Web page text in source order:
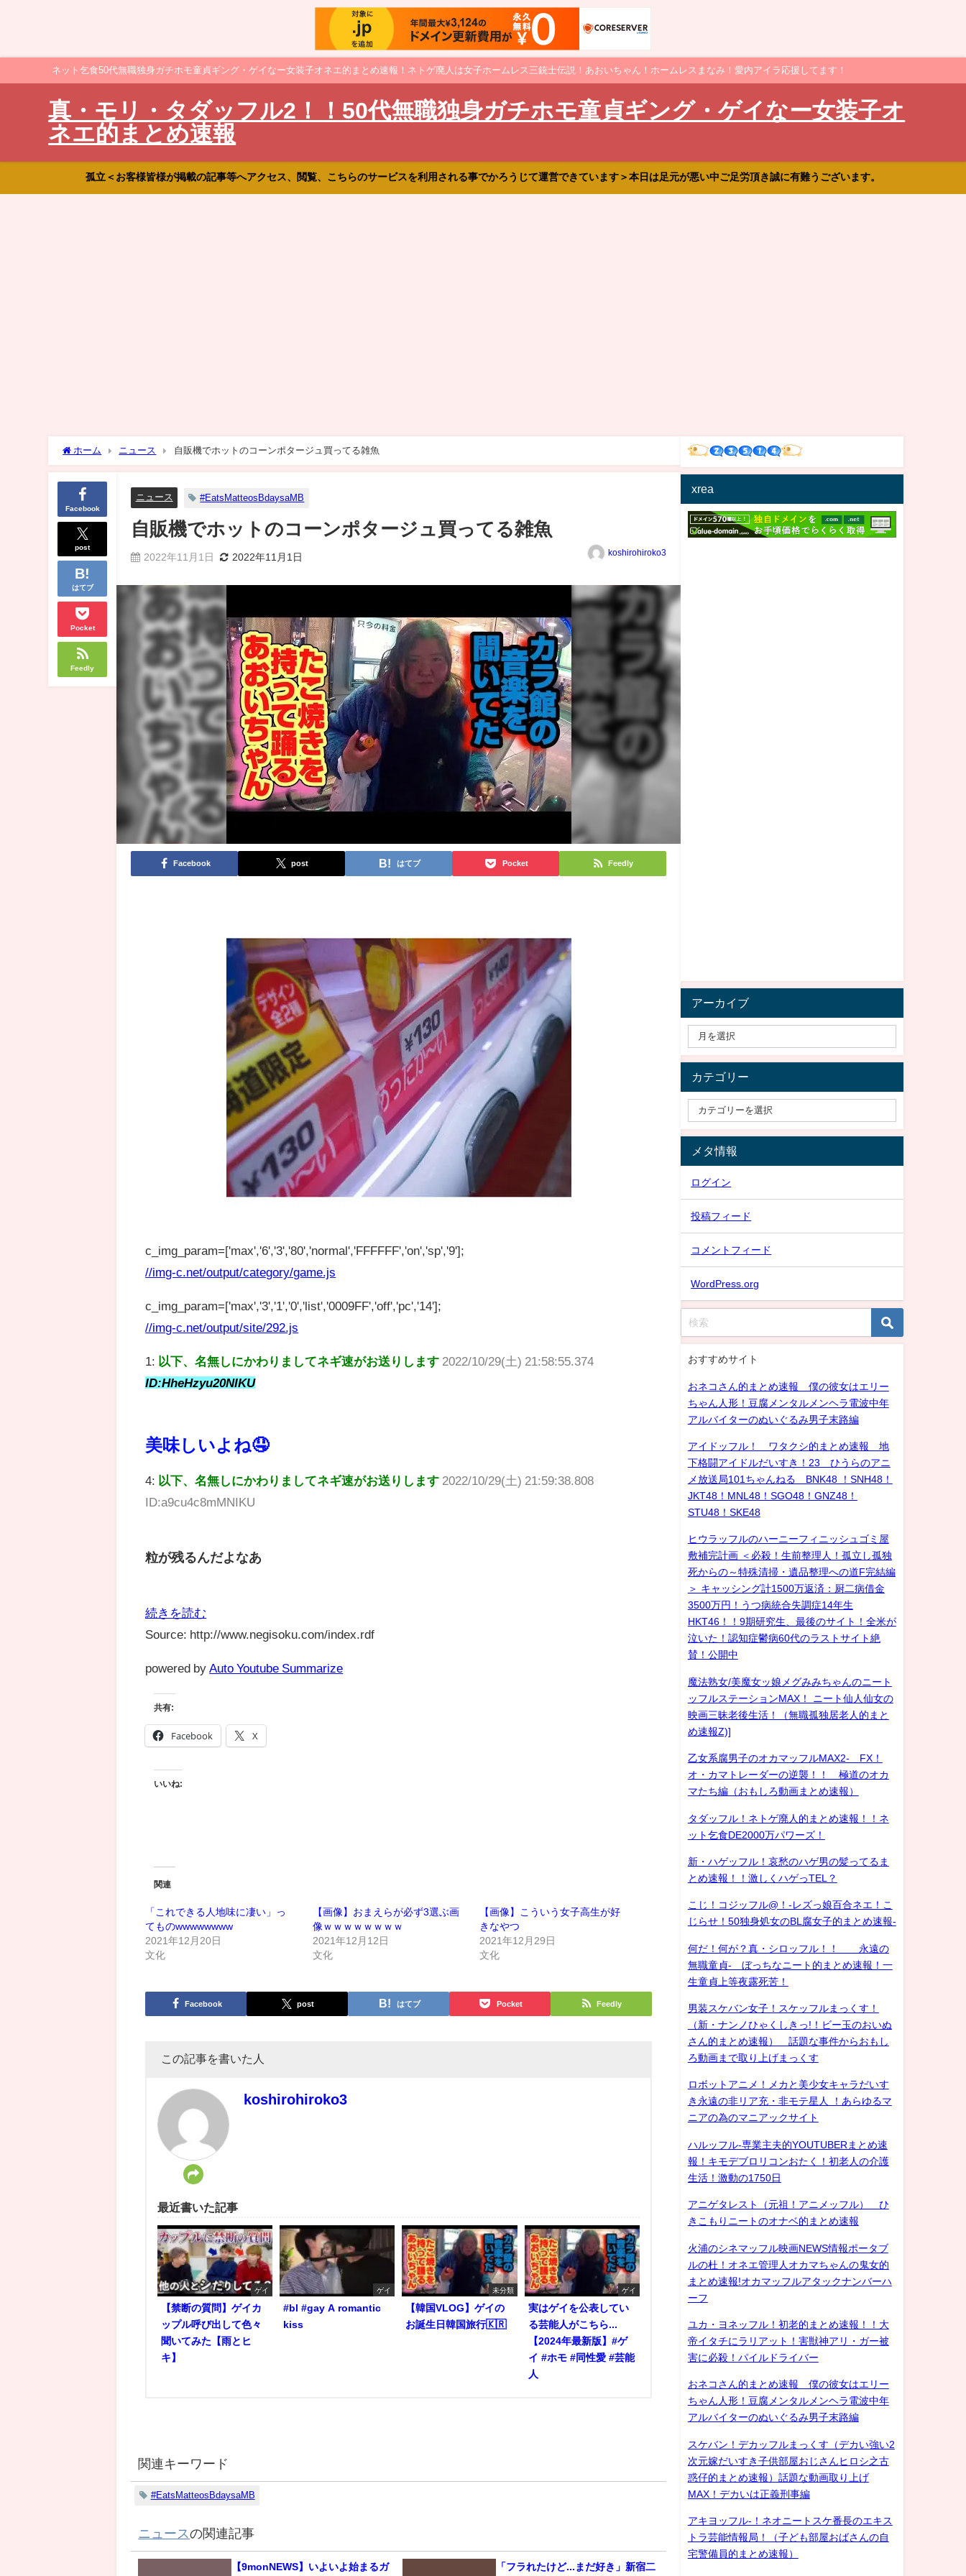
ネット乞食50代無職独身ガチホモ童貞ギング・ゲイなー女装子オネエ的まとめ速報！ネトゲ廃人は女子ホームレス三銃士伝説！あおいちゃん！ホームレスまなみ！愛内アイラ応援してます！
真・モリ・タダッフル2！！50代無職独身ガチホモ童貞ギング・ゲイなー女装子オ
ネエ的まとめ速報
孤立＜お客様皆様が掲載の記事等へアクセス、閲覧、こちらのサービスを利用される事でかろうじて運営できています＞本日は足元が悪い中ご足労頂き誠に有難うございます。
ホーム ニュース 自販機でホットのコーンポタージュ買ってる雑魚
Facebook
post
はてブ
Pocket
Feedly
ニュース #EatsMatteosBdaysaMB
自販機でホットのコーンポタージュ買ってる雑魚
2022年11月1日 2022年11月1日 koshirohiroko3
Facebook post はてブ Pocket Feedly
c_img_param=['max','6','3','80','normal','FFFFFF','on','sp','9'];
//img-c.net/output/category/game.js
c_img_param=['max','3','1','0','list','0009FF','off','pc','14'];
//img-c.net/output/site/292.js
1: 以下、名無しにかわりましてネギ速がお送りします 2022/10/29(土) 21:58:55.374
ID:HheHzyu20NIKU
美味しいよね🤤
4: 以下、名無しにかわりましてネギ速がお送りします 2022/10/29(土) 21:59:38.808
ID:a9cu4c8mMNIKU
粒が残るんだよなあ
続きを読む
Source: http://www.negisoku.com/index.rdf
powered by Auto Youtube Summarize
共有:
Facebook X
いいね:
関連
「これできる人地味に凄い」っ
てものwwwwwwww
2021年12月20日
文化
【画像】おまえらが必ず3選ぶ画
像ｗｗｗｗｗｗｗｗ
2021年12月12日
文化
【画像】こういう女子高生が好
きなやつ
2021年12月29日
文化
Facebook post はてブ Pocket Feedly
この記事を書いた人
koshirohiroko3
最近書いた記事
ゲイ
【禁断の質問】ゲイカ
ップル呼び出して色々
聞いてみた【雨とヒ
キ】
ゲイ
#bl #gay A romantic
kiss
未分類
【韓国VLOG】ゲイの
お誕生日韓国旅行🇰🇷
ゲイ
実はゲイを公表してい
る芸能人がこちら...
【2024年最新版】#ゲ
イ #ホモ #同性愛 #芸能
人
関連キーワード
#EatsMatteosBdaysaMB
ニュースの関連記事
【9monNEWS】いよいよ始まるガ 「フラれたけど...まだ好き」新宿二
xrea
アーカイブ
カテゴリー
メタ情報
ログイン
投稿フィード
コメントフィード
WordPress.org
おすすめサイト
おネコさん的まとめ速報 僕の彼女はエリー
ちゃん人形！豆腐メンタルメンヘラ電波中年
アルバイターのぬいぐるみ男子末路編
アイドッフル！ ワタクシ的まとめ速報 地
下格闘アイドルだいすき！23 ひうらのアニ
メ放送局101ちゃんねる BNK48 ！SNH48！
JKT48！MNL48！SGO48！GNZ48！
STU48！SKE48
ヒウラッフルのハーニーフィニッシュゴミ屋
敷補完計画 ＜必殺！生前整理人！孤立し孤独
死からの～特殊清掃・遺品整理への道F完結編
＞ キャッシング計1500万返済：厨二病借金
3500万円！うつ病統合失調症14年生
HKT46！！9期研究生、最後のサイト！全米が
泣いた！認知症鬱病60代のラストサイト絶
賛！公開中
魔法熟女/美魔女ッ娘メグみみちゃんのニート
ッフルステーションMAX！ ニート仙人仙女の
映画三昧老後生活！（無職孤独居老人的まと
め速報Z)]
乙女系腐男子のオカマッフルMAX2- FX！
オ・カマトレーダーの逆襲！！ 極道のオカ
マたち編（おもしろ動画まとめ速報）
タダッフル！ネトゲ廃人的まとめ速報！！ネ
ット乞食DE2000万パワーズ！
新・ハゲッフル！哀愁のハゲ男の髪ってるま
とめ速報！！激しくハゲっTEL？
こじ！コジッフル@！-レズっ娘百合ネエ！こ
じらせ！50独身処女のBL腐女子的まとめ速報-
何だ！何が？真・シロッフル！！ 永遠の
無職童貞- ぼっちなニート的まとめ速報！一
生童貞上等夜露死苦！
男装スケバン女子！スケッフルまっくす！
（新・ナンノひゃくしきっ!！ビー玉のおいぬ
さん的まとめ速報） 話題な事件からおもし
ろ動画まで取り上げまっくす
ロボットアニメ！メカと美少女キャラだいす
き永遠の非リア充・非モテ星人 ！あらゆるマ
ニアの為のマニアックサイト
ハルッフル-専業主夫的YOUTUBERまとめ速
報！キモデブロリコンおたく！初老人の介護
生活！激動の1750日
アニゲタレスト（元祖！アニメッフル） ひ
きこもりニートのオナベ的まとめ速報
火浦のシネマッフル映画NEWS情報ポータブ
ルの杜！オネエ管理人オカマちゃんの鬼女的
まとめ速報!オカマッフルアタックナンバーハ
ーフ
ユカ・ヨネッフル！初老的まとめ速報！！大
帝イタチにラリアット！害獣神アリ・ガー被
害に必殺！パイルドライバー
おネコさん的まとめ速報 僕の彼女はエリー
ちゃん人形！豆腐メンタルメンヘラ電波中年
アルバイターのぬいぐるみ男子末路編
スケバン！デカッフルまっくす（デカい強い2
次元嫁だいすき子供部屋おじさんヒロシ之古
惑仔的まとめ速報）話題な動画取り上げ
MAX！デカいは正義刑事編
アキヨッフル-！ネオニートスケ番長のエキス
トラ芸能情報局！（子ども部屋おばさんの自
宅警備員的まとめ速報）